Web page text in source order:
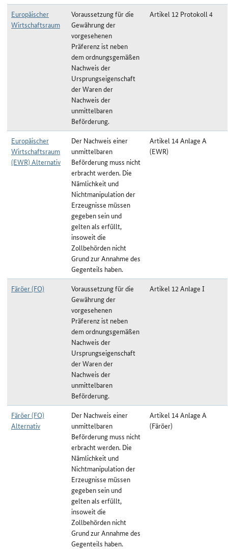
Europäischer
Wirtschaftsraum
Voraussetzung für die
Gewährung der
vorgesehenen
Präferenz ist neben
dem ordnungsgemäßen
Nachweis der
Ursprungseigenschaft
der Waren der
Nachweis der
unmittelbaren
Beförderung.
Artikel 12 Protokoll 4
Europäischer
Wirtschaftsraum
(EWR) Alternativ
Der Nachweis einer
unmittelbaren
Beförderung muss nicht
erbracht werden. Die
Nämlichkeit und
Nichtmanipulation der
Erzeugnisse müssen
gegeben sein und
gelten als erfüllt,
insoweit die
Zollbehörden nicht
Grund zur Annahme des
Gegenteils haben.
Artikel 14 Anlage A
(EWR)
Färöer (FO)
Voraussetzung für die
Gewährung der
vorgesehenen
Präferenz ist neben
dem ordnungsgemäßen
Nachweis der
Ursprungseigenschaft
der Waren der
Nachweis der
unmittelbaren
Beförderung.
Artikel 12 Anlage I
Färöer (FO)
Alternativ
Der Nachweis einer
unmittelbaren
Beförderung muss nicht
erbracht werden. Die
Nämlichkeit und
Nichtmanipulation der
Erzeugnisse müssen
gegeben sein und
gelten als erfüllt,
insoweit die
Zollbehörden nicht
Grund zur Annahme des
Gegenteils haben.
Artikel 14 Anlage A
(Färöer)